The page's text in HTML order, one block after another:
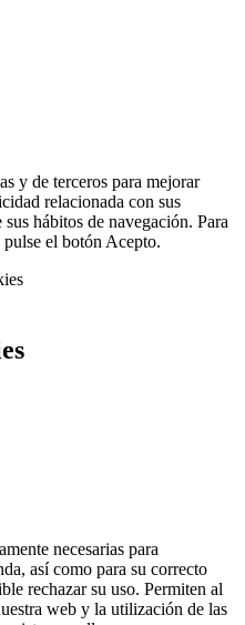
y de terceros para mejorar
relacionada con sus
hábitos de navegación. Para
el botón Acepto.
necesarias para
así como para su correcto
rechazar su uso. Permiten al
web y la utilización de las